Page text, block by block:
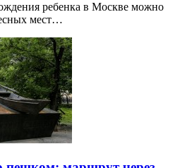
ребенка в Москве можно
мест…